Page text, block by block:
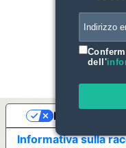
dell'
Informativa sulla
Le tue